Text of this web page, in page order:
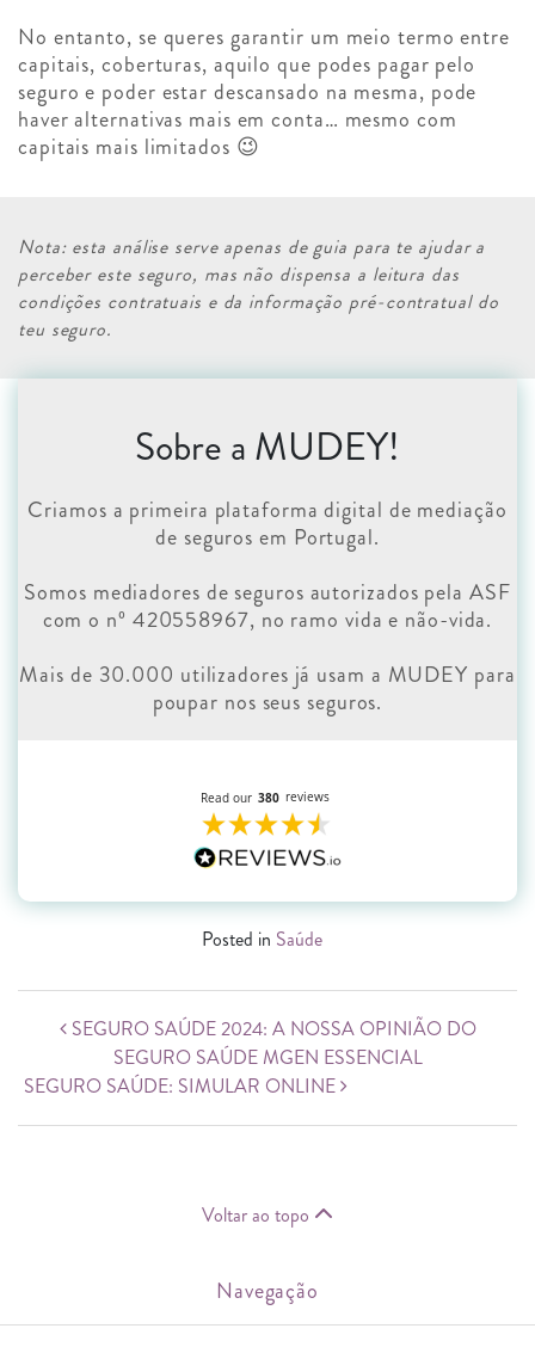
No entanto, se queres garantir um meio termo entre
capitais, coberturas, aquilo que podes pagar pelo
seguro e poder estar descansado na mesma, pode
haver alternativas mais em conta… mesmo com
capitais mais limitados 😉
Nota: esta análise serve apenas de guia para te ajudar a
perceber este seguro, mas não dispensa a leitura das
condições contratuais e da informação pré-contratual do
teu seguro.
Sobre a MUDEY!
Criamos a primeira plataforma digital de mediação
de seguros em Portugal.
Somos mediadores de seguros autorizados pela ASF
com o nº 420558967, no ramo vida e não-vida.
Mais de 30.000 utilizadores já usam a MUDEY para
poupar nos seus seguros.
Posted in Saúde
Post navigation
SEGURO SAÚDE 2024: A NOSSA OPINIÃO DO
SEGURO SAÚDE MGEN ESSENCIAL
SEGURO SAÚDE: SIMULAR ONLINE
Voltar ao topo
Navegação